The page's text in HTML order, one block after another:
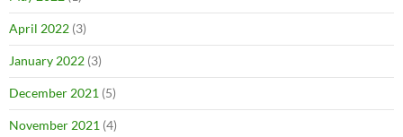
April 2022 (3)
January 2022 (3)
December 2021 (5)
November 2021 (4)